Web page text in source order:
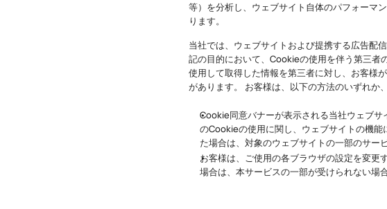
等）を分析し、ウェブサイト自体のパフォーマ
ります。
当社では、ウェブサイトおよび提携する広告配
記の目的において、Cookieの使用を伴う第三者
使用して取得した情報を第三者に対し、お客様
があります。 お客様は、以下の方法のいずれか
Cookie同意バナーが表示される当社ウェブ
のCookieの使用に関し、ウェブサイトの機
た場合は、対象のウェブサイトの一部のサー
お客様は、ご使用の各ブラウザの設定を変
場合は、本サービスの一部が受けられない場